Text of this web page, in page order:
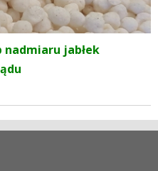
nadmiaru jabłek